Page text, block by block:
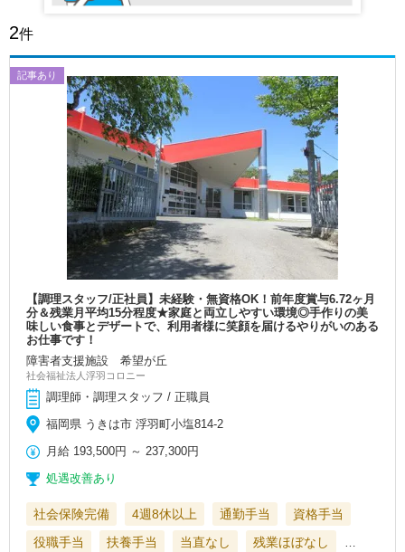
2件
記事あり
【調理スタッフ/正社員】未経験・無資格OK！前年度賞与6.72ヶ月
分＆残業月平均15分程度★家庭と両立しやすい環境◎手作りの美
味しい食事とデザートで、利用者様に笑顔を届けるやりがいのある
お仕事です！
障害者支援施設 希望が丘
社会福祉法人浮羽コロニー
調理師・調理スタッフ / 正職員
福岡県 うきは市 浮羽町小塩814‐2
月給 193,500円 ～ 237,300円
処遇改善あり
社会保険完備 4週8休以上 通勤手当
資格手当
役職手当
扶養手当 当直なし 残業ほぼなし